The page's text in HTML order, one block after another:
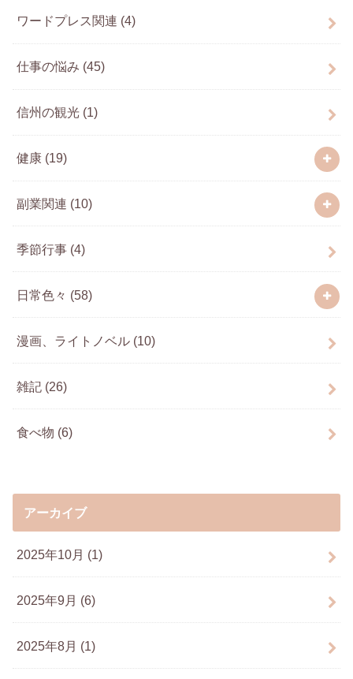
ワードプレス関連 (4)
仕事の悩み (45)
信州の観光 (1)
健康 (19)
副業関連 (10)
季節行事 (4)
日常色々 (58)
漫画、ライトノベル (10)
雑記 (26)
食べ物 (6)
アーカイブ
2025年10月 (1)
2025年9月 (6)
2025年8月 (1)